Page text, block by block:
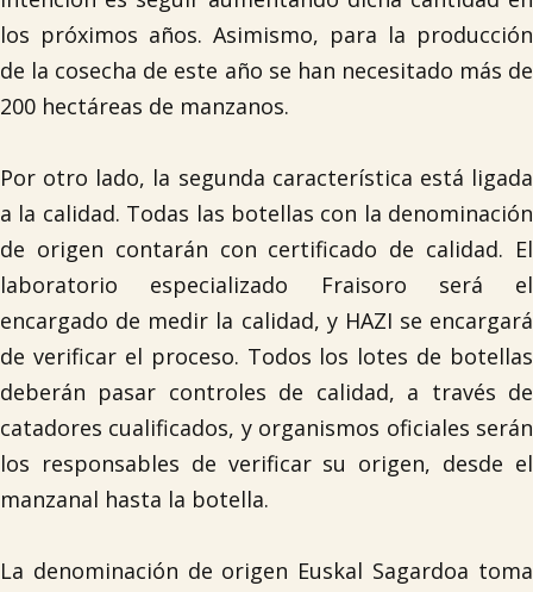

los próximos años. Asimismo, para la producción
de la cosecha de este año se han necesitado más de
200 hectáreas de manzanos.
Por otro lado, la segunda característica está ligada
a la calidad. Todas las botellas con la denominación
de origen contarán con certificado de calidad. El
laboratorio especializado Fraisoro será el
encargado de medir la calidad, y HAZI se encargará
de verificar el proceso. Todos los lotes de botellas
deberán pasar controles de calidad, a través de
catadores cualificados, y organismos oficiales serán
los responsables de verificar su origen, desde el
manzanal hasta la botella.
La denominación de origen Euskal Sagardoa toma